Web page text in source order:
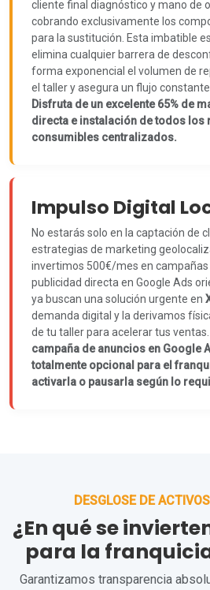
cliente final diagnóstico y mano de
cobrando exclusivamente los
para la sustitución. Esta imbatible
elimina cualquier barrera de
forma exponencial el volumen de
el taller y asegura un flujo
Disfruta de un excelente 65% de
directa e instalación de todos los
consumibles centralizados.
Impulso Digital
No estarás solo en la captación de
estrategias de marketing
invertimos 500€/mes en campañas
publicidad directa en Google Ads
ya buscan una solución urgente en
demanda digital y la derivamos
de tu taller para acelerar tus ventas.
campaña de anuncios en Google
totalmente opcional para el
activarla o pausarla según lo
DESGLOSE DE
¿En qué se
para la
Garantizamos transparencia